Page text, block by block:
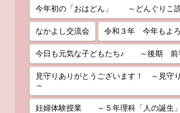
今年初の「おはどん」 ～どんぐりこ
なかよし交流会 令和３年 今年もよろ
今日も元気な子どもたち♪ ～後期 前
見守りありがとうございます！ ～見守
～
妊婦体験授業 ～５年理科「人の誕生